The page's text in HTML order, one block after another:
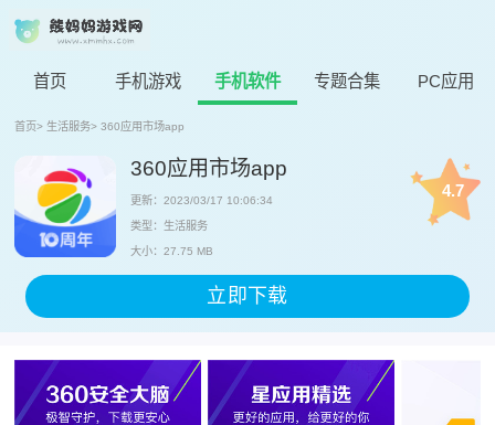
首页 手机游戏 手机软件 专题合集 PC应用
首页> 生活服务> 360应用市场app
360应用市场app
更新：2023/03/17 10:06:34
类型：生活服务
大小：27.75 MB
4.7
立即下载